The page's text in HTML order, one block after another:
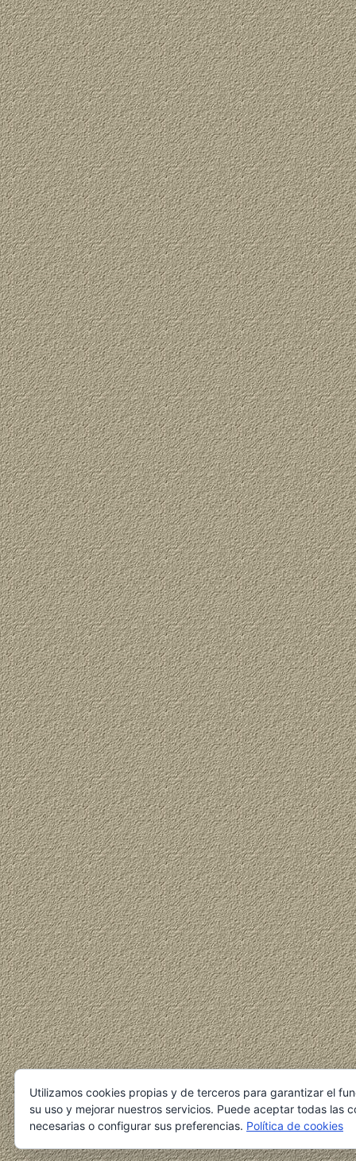
Utilizamos cookies propias y de terceros para garantizar el
su uso y mejorar nuestros servicios. Puede aceptar todas las
necesarias o configurar sus preferencias. Política de cookies